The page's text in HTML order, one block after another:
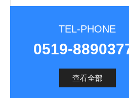
TEL-PHONE
0519-
查看全部